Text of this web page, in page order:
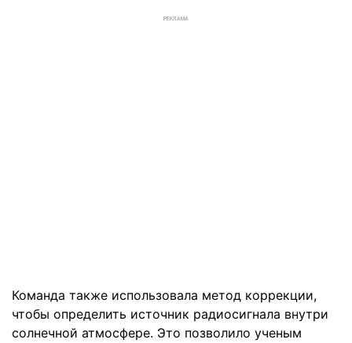
РЕКЛАМА
Команда также использовала метод коррекции,
чтобы определить источник радиосигнала внутри
солнечной атмосфере. Это позволило ученым